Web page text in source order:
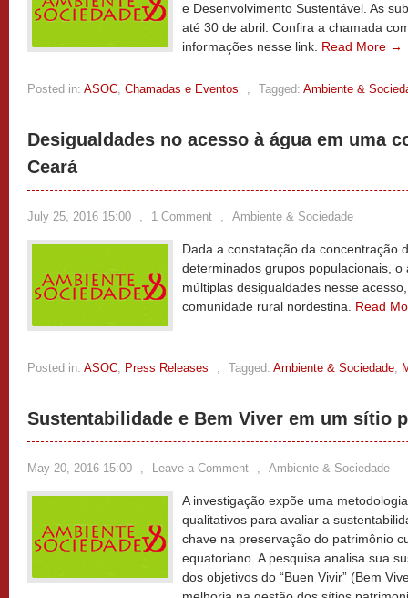
e Desenvolvimento Sustentável. As
até 30 de abril. Confira a chamada
informações nesse link. Read More →
Posted in: ASOC, Chamadas e Eventos , Tagged: Ambiente &
Desigualdades no acesso à água em uma
Ceará
July 25, 2016 15:00 , 1 Comment , Ambiente & Sociedade
Dada a constatação da concentração
determinados grupos populacionais,
múltiplas desigualdades nesse
comunidade rural nordestina. Read
Posted in: ASOC, Press Releases , Tagged: Ambiente & Sociedade,
Sustentabilidade e Bem Viver em um sítio
May 20, 2016 15:00 , Leave a Comment , Ambiente & Sociedade
A investigação expõe uma
qualitativos para avaliar a
chave na preservação do patrimônio
equatoriano. A pesquisa analisa sua
dos objetivos do “Buen Vivir” (Bem